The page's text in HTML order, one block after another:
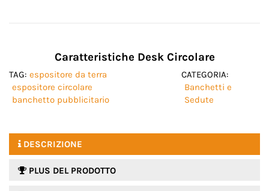
Caratteristiche Desk Circolare
TAG: espositore da terra
espositore circolare
banchetto pubblicitario
CATEGORIA:
Banchetti e
Sedute
DESCRIZIONE
PLUS DEL PRODOTTO